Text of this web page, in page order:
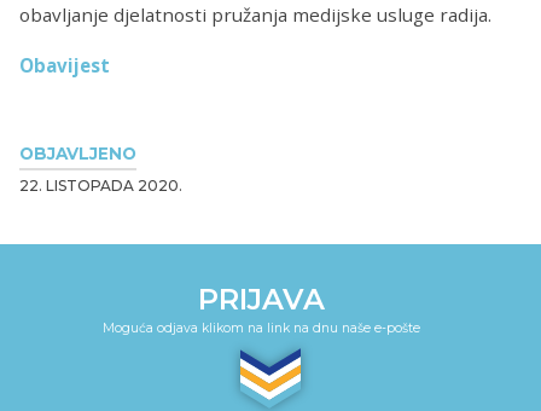
OBJAVLJENO
22. LISTOPADA 2020.
obavljanje djelatnosti pružanja medijske usluge radija.
Obavijest
PRIJAVA
Moguća odjava klikom na link na dnu naše e-pošte